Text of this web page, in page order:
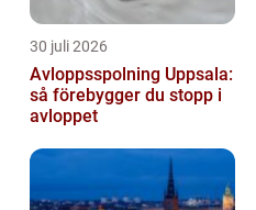
30 juli 2026
Avloppsspolning Uppsala:
så förebygger du stopp i
avloppet